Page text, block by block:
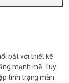
bật với thiết kế
mạnh mẽ. Tuy
tình trạng màn